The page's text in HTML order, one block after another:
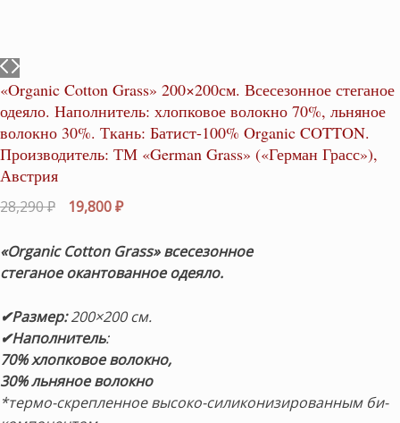
«Organic Cotton Grass» 200×200см. Всесезонное стеганое
одеяло. Наполнитель: хлопковое волокно 70%, льняное
волокно 30%. Ткань: Батист-100% Organic COTTON.
Производитель: ТМ «German Grass» («Герман Грасс»),
Австрия
28,290₽
Первоначальная
составляла
28,290 ₽.
19,800₽Текущая
19,800 ₽.
«Organic Cotton Grass» всесезонное
стеганое окантованное одеяло.
✔Размер:200×200 см.
✔Наполнитель:
70% хлопковое волокно,
30% льняное волокно
*термо-скрепленное высоко-силиконизированным би-